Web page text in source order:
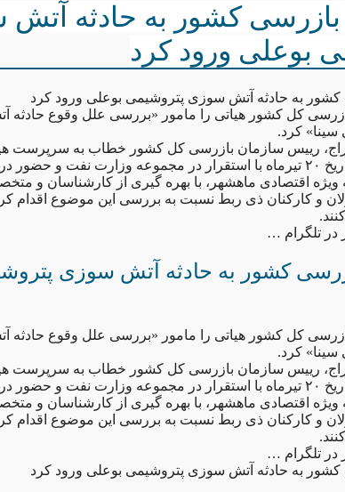
کشور به حادثه
بوعلی ورود کرد
به حادثه آتش سوزی پتروشیمی بوعلی ورود کرد
کل کشور هیاتی را مامور «بررسی علل وقوع
سینا» کرد.
رییس سازمان بازرسی کل کشور خطاب به سرپرست
هیات مذکور از تاریخ ۲۰ تیرماه با استقرار در مجموعه وزارت نفت
اقتصادی ماهشهر، با بهره گیری از کارشناسان و
و کارکنان ذی ربط نسبت به بررسی این موضوع اقدام
تلگرام …
کشور به حادثه آتش سوزی
کل کشور هیاتی را مامور «بررسی علل وقوع
سینا» کرد.
رییس سازمان بازرسی کل کشور خطاب به سرپرست
هیات مذکور از تاریخ ۲۰ تیرماه با استقرار در مجموعه وزارت نفت
اقتصادی ماهشهر، با بهره گیری از کارشناسان و
و کارکنان ذی ربط نسبت به بررسی این موضوع اقدام
تلگرام …
به حادثه آتش سوزی پتروشیمی بوعلی ورود کرد